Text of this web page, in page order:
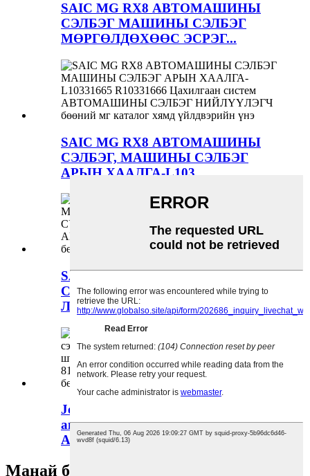
SAIC MG RX8 АВТОМАШИНЫ
СЭЛБЭГ МАШИНЫ СЭЛБЭГ
МӨРГӨЛДӨХӨӨС ЭСРЭГ...
SAIC MG RX8 АВТОМАШИНЫ
СЭЛБЭГ, МАШИНЫ СЭЛБЭГ
АРЫН ХААЛГА-L103...
SAIC MG RX8 АВТОМАШИНЫ
СЭЛБЭГ, МАШИНЫ СЭЛБЭГ, RR
ЛИЦЕНЗИЙН ГАЗАР...
Jetour x70 цувралын шинэ
автомашины сэлбэг хэрэгсэл
Автомашины агааржуулагч ...
Манай бүтээгдэхүүн эсвэл үнийн